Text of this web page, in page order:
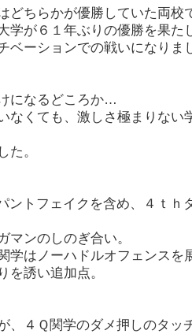
どちらかが優勝していた両校
学が６１年ぶりの優勝を果た
ベーションでの戦いになりま
になるどころか…
なくても、激しさ極まりない
た。
ントフェイクを含め、４ｔｈ
マンのしのぎ合い。
学はノーハドルオフェンスを
を誘い追加点。
、４Ｑ関学のダメ押しのタッ